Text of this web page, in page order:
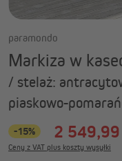
paramondo
Markiza w
/ stelaż:
piaskowo-
-15% 2 549,99
Ceny z VAT plus koszty wysyłki